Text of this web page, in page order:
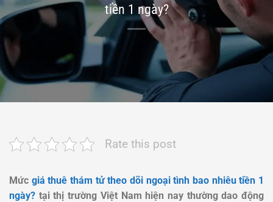
tiền 1 ngày?
Rate this post
Mức giá thuê thám tử theo dõi ngoại tình bao nhiêu tiền 1
ngày? tại thị trường Việt Nam hiện nay thường dao động